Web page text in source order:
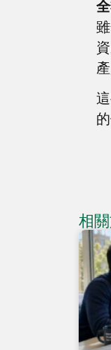
相